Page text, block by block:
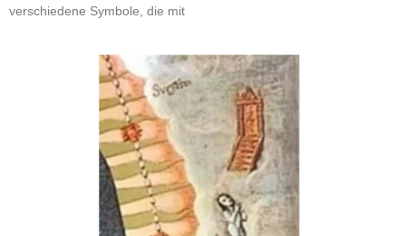
verschiedene Symbole, die mit